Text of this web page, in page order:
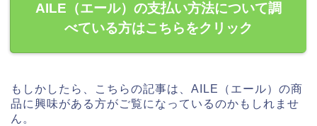
AILE（エール）の支払い方法について調
べている方はこちらをクリック
もしかしたら、こちらの記事は、AILE（エール）の商
品に興味がある方がご覧になっているのかもしれませ
ん。